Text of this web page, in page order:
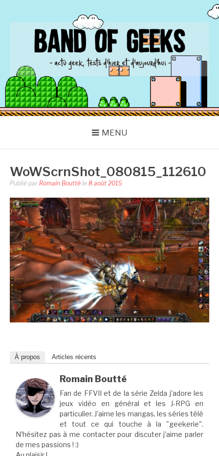
BAND OF GEEKS
Actu Geek d'hier et d'aujourd'hui
MENU
WoWScrnShot_080815_112610
Publié par Romain Boutté le 8 août 2015
À propos Articles récents
Romain Boutté
Fan de FFVII et de la série Zelda j'adore les
jeux vidéo en général et les J-RPG en
particulier. J'aime les mangas, les séries télé
et tout ce qui touche à la "geekerie".
N'hésitez pas à me contacter pour discuter j'aime parler
de mes passions ! :)